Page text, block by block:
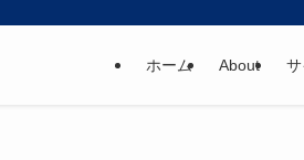
ホーム About